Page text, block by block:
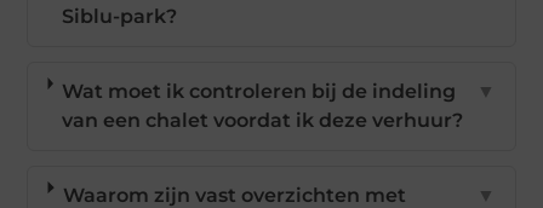
Siblu-park?
Wat moet ik controleren bij de indeling
van een chalet voordat ik deze verhuur?
▼
Waarom zijn vast overzichten met
▼